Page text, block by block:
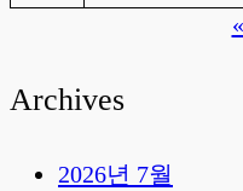
Archives
2026년 7월